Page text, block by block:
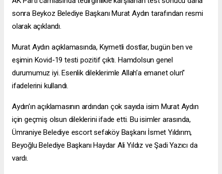
sonra Beykoz Belediye Başkanı Murat Aydın tarafından resmi
olarak açıklandı.
Murat Aydın açıklamasında, Kıymetli dostlar, bugün ben ve
eşimin Kovid-19 testi pozitif çıktı. Hamdolsun genel
durumumuz iyi. Esenlik dileklerimle Allah’a emanet olun”
ifadelerini kullandı.
Aydın’ın açıklamasının ardından çok sayıda isim Murat Aydın
için geçmiş olsun dileklerini ifade etti. Bu isimler arasında,
Ümraniye Belediye escort sefaköyBaşkanı İsmet Yıldırım,
Beyoğlu Belediye Başkanı Haydar Ali Yıldız ve Şadi Yazıcı da
vardı.